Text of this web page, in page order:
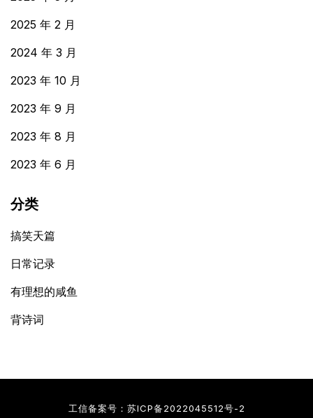
2025 年 2 月
2024 年 3 月
2023 年 10 月
2023 年 9 月
2023 年 8 月
2023 年 6 月
分类
搞笑天篇
日常记录
有理想的咸鱼
背诗词
工信备案号： 苏ICP备2022045512号-2